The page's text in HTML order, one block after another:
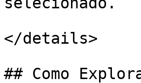
</details>
## Como